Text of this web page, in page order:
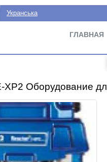
Укранська
ГЛАВНАЯ
XP2 Оборудование